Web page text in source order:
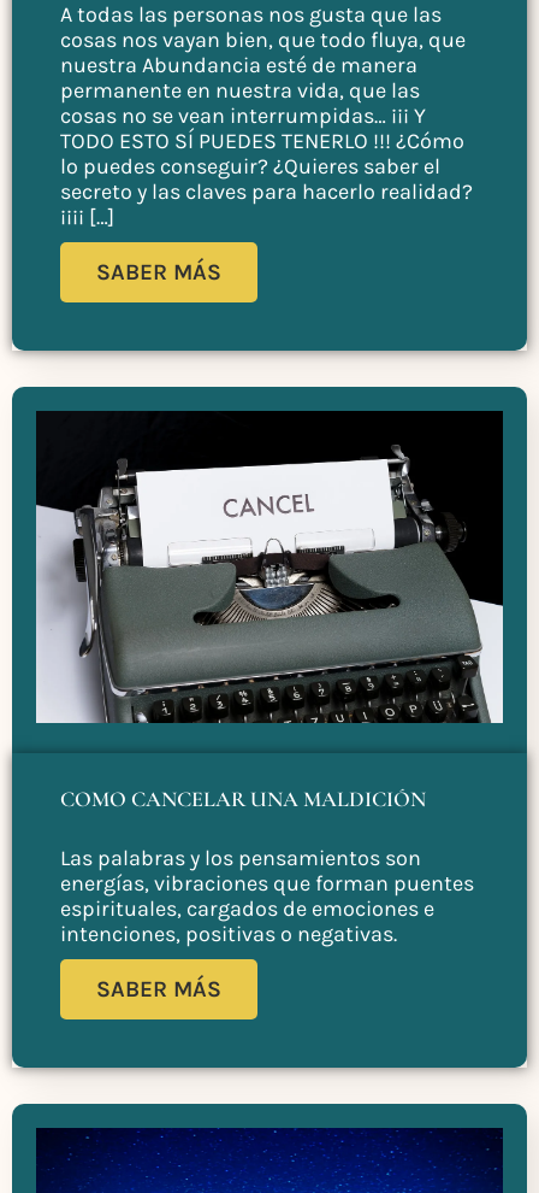
A todas las personas nos gusta que las
cosas nos vayan bien, que todo fluya, que
nuestra Abundancia esté de manera
permanente en nuestra vida, que las
cosas no se vean interrumpidas… ¡¡¡ Y
TODO ESTO SÍ PUEDES TENERLO !!! ¿Cómo
lo puedes conseguir? ¿Quieres saber el
secreto y las claves para hacerlo realidad?
¡¡¡¡ […]
SABER MÁS
COMO CANCELAR UNA MALDICIÓN
Las palabras y los pensamientos son
energías, vibraciones que forman puentes
espirituales, cargados de emociones e
intenciones, positivas o negativas.
SABER MÁS